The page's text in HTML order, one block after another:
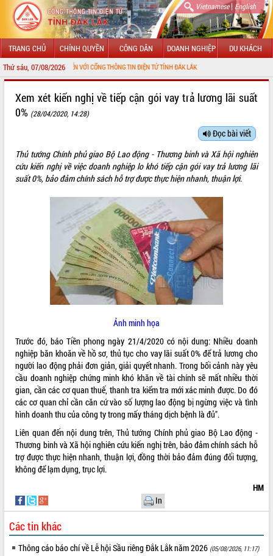
Vietnamese| English
TRANG CHỦ CHÍNH QUYỀN CÔNG DÂN DOANH NGHIỆP DU KHÁCH
Thứ sáu, 07/08/2026
CHÀO MỪNG ĐẾN VỚI CỔNG THÔNG TIN ĐIỆN TỬ TỈNH ĐẮK LẮK
LÃNH ĐẠO UBND TỈNH
SỞ, BAN, NGÀNH
THÔNG TIN CHỈ ĐẠO ĐIỀU HÀNH
VĂN BẢN HĐND TỈNH
ĐIỂM TIN VĂN BẢN
Xem xét kiến nghị về tiếp cận gói vay trả lương lãi suất
0% (28/04/2020, 14:28)
Đọc bài viết
Thủ tướng Chính phủgiaoBộ Lao động - Thương binh và Xã hội nghiên
cứu kiến nghị về việc doanh nghiệp lo khó tiếp cận gói vay trả lương lãi
suất 0%, bảo đảm chính sách hỗ trợ được thực hiện nhanh, thuận lợi.
Ảnh minh họa
Trước đó, báo Tiền phong ngày 21/4/2020 có nội dung: Nhiều doanh
nghiệp băn khoăn về hồ sơ, thủ tục cho vay lãi suất 0% để trả lương cho
người lao động phải đơn giản, giải quyết nhanh. Trong bối cảnh này yêu
cầu doanh nghiệp chứng minh khó khăn về tài chính sẽ mất nhiều thời
gian, cần các cơ quan thuế, thanh tra kiểm tra mới xác minh được. Do đó
các cơ quan chỉ cần căn cứ vào số lượng lao động bị ngừng việc và tình
hình doanh thu của công ty trong mấy tháng dịch bệnh là đủ".
Liên quan đến nội dung trên, Thủ tướng Chính phủ giao Bộ Lao động -
Thương binh và Xã hội nghiên cứu kiến nghị trên, bảo đảm chính sách hỗ
trợ được thực hiện nhanh, thuận lợi, đồng thời bảo đảm đúng đối tượng,
không để lạm dụng, trục lợi.
HM
In
Các tin khác
Thông cáo báo chí về Lễ hội Sầu riêng Đắk Lắk năm 2026 (05/08/2026, 11:17)